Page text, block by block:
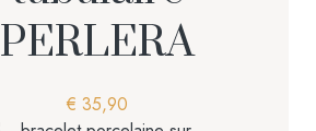
PERLERA
€ 35,90